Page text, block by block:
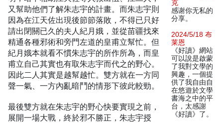
又幫助他們了解朱志宇的計畫。而朱志宇則
因為在江天佐出現後節節落敗，不得已只好
請出閉關已久的夫人紀月娥，並從苗疆找來
精通各種邪術和旁門左道的皇甫立幫忙。但
紀月娥本就看不慣朱志宇的所作所為，而皇
甫立自己其實也有取朱志宇而代之的野心。
因此二人其實是越幫越忙。雙方就在一方同
聲一氣、一方內亂暗鬥的情形下彼此較勁。
最後雙方就在朱志宇的野心快要實現之前，
展開一場大戰，終於邪不勝正，朱志宇授
克
感谢你无私的
分享。
2024/5/18 布
莱恩
《好讀》網站
可以說是啟蒙
了我對文學的
興趣，一個提
供了我自由自
在悠遊於文學
書海之中的平
台，太感謝
《好讀》了。